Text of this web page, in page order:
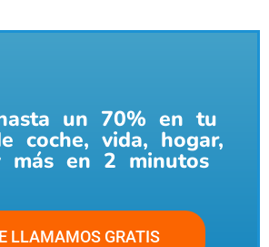
un 70% en tu
coche, vida, hogar,
más en 2 minutos
LLAMAMOS GRATIS